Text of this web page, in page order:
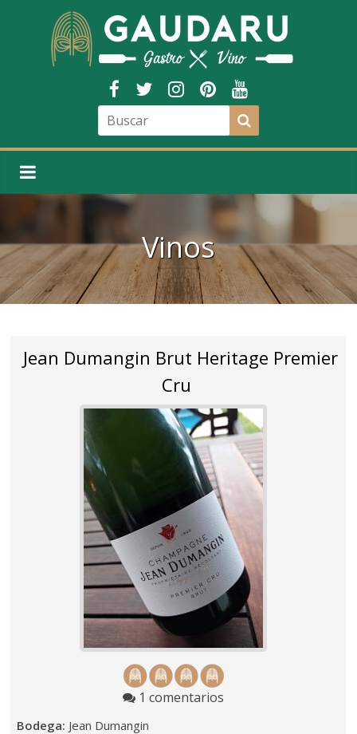
Vinos
Jean Dumangin Brut Heritage Premier
Cru
1 comentarios
Bodega: Jean Dumangin